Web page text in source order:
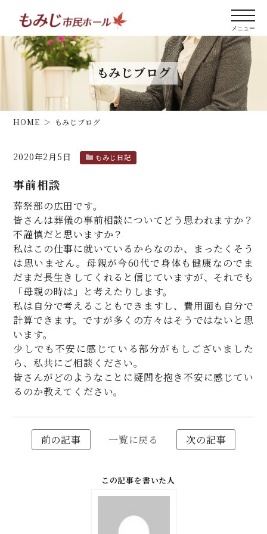
もみじブログ
HOME もみじブログ
2020年2月5日 もみじ日記
事前相談
葬祭部の広田です。
皆さんは葬儀の事前相談についてどう思われますか？
不謹慎だと思いますか？
私はこの仕事に就いているからなのか、まったくそう
は思いません。母親が今60代で身体も健康なのでま
だまだ長生きしてくれると信じていますが、それでも
「母親の時は」と考えたりします。
私は自分で考えることもできますし、費用面も自分で
計算できます。ですが多くの方々はそうではないと思
います。
少しでも不安に感じている部分がもしございました
ら、私共にご相談ください。
皆さんがどのようなことに疑問を抱き不安に感じてい
るのか教えてください。
前の記事 一覧に戻る 次の記事
この記事を書いた人